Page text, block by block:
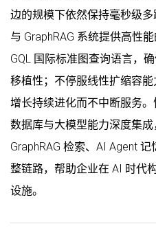
边的规模下依然保持毫秒级
与 GraphRAG 系统提供高性
GQL 国际标准图查询语言，
移植性；不停服线性扩缩容
增长持续进化而不中断服务
数据库与大模型能力深度集成
GraphRAG 检索、AI Agent
整链路，帮助企业在 AI 时代
设施。